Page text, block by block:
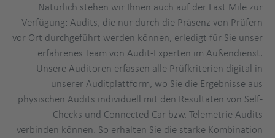
Natürlich stehen wir Ihnen auch auf der Last Mile zur
Verfügung: Audits, die nur durch die Präsenz von Prüfern
vor Ort durchgeführt werden können, erledigt für Sie unser
erfahrenes Team von Audit-Experten im Außendienst.
Unsere Auditoren erfassen alle Prüfkriterien digital in
unserer Auditplattform, wo Sie die Ergebnisse aus
physischen Audits individuell mit den Resultaten von Self-
Checks und Connected Car bzw. Telemetrie Audits
verbinden können. So erhalten Sie die starke Kombination